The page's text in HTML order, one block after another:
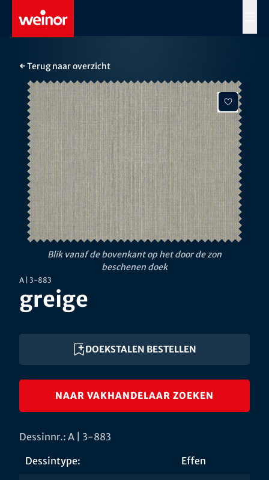
Skip to main content
← Terug naar overzicht
Blik vanaf de bovenkant op het door de zon
beschenen doek
A | 3-883
greige
DOEKSTALEN BESTELLEN
NAAR VAKHANDELAAR ZOEKEN
Dessinnr.: A | 3-883
Dessintype:
Effen